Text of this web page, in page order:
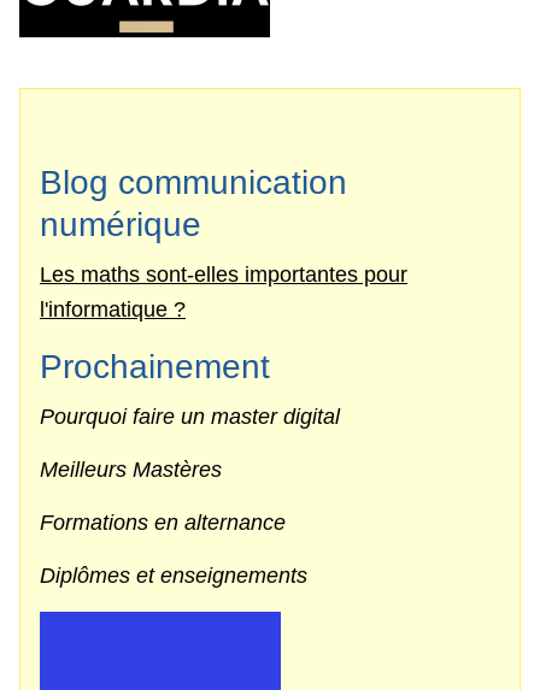
Blog communication
numérique
Les maths sont-elles importantes pour
l'informatique ?
Prochainement
Pourquoi faire un master digital
Meilleurs Mastères
Formations en alternance
Diplômes et enseignements